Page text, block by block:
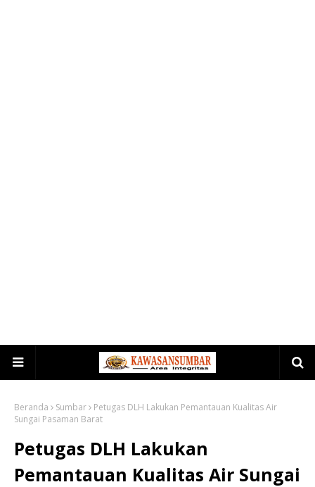
Beranda Sumbar
Petugas DLH Lakukan Pemantauan Kualitas Air
Sungai Pasaman Barat
Petugas DLH Lakukan
Pemantauan Kualitas Air Sungai